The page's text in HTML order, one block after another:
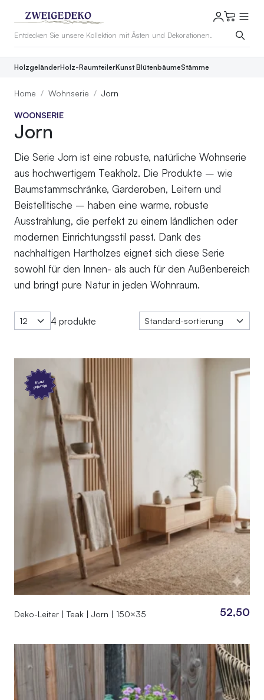
HolzgeländerHolz-RaumteilerKunst BlütenbäumeStämme
Home Wohnserie Jorn
WOONSERIE
Jorn
Die Serie Jorn ist eine robuste, natürliche Wohnserie
aus hochwertigem Teakholz. Die Produkte – wie
Baumstammschränke, Garderoben, Leitern und
Beistelltische – haben eine warme, robuste
Ausstrahlung, die perfekt zu einem ländlichen oder
modernen Einrichtungsstil passt. Dank des
nachhaltigen Hartholzes eignet sich diese Serie
sowohl für den Innen- als auch für den Außenbereich
und bringt pure Natur in jeden Wohnraum.
4 produkte
Hand
gefertigt
Deko-Leiter | Teak | Jorn | 150×35 52,50